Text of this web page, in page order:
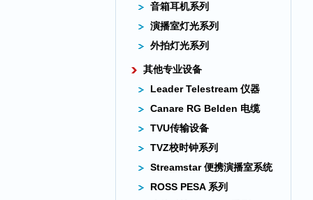
音箱耳机系列
演播室灯光系列
外拍灯光系列
其他专业设备
Leader Telestream 仪器
Canare RG Belden 电缆
TVU传输设备
TVZ校时钟系列
Streamstar 便携演播室系统
ROSS PESA 系列